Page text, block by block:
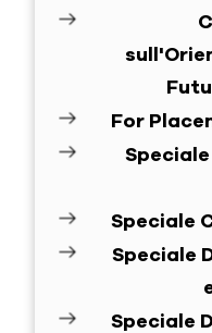
For
Speciale
Speciale
Speciale